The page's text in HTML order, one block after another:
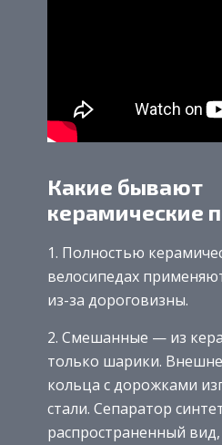
Какие бывают
керамические
1. Полностью
велосипедах
из-за дороговизны.
2. Смешанные — из
только шарики.
кольца с дорожками
стали. Сепаратор
распространенный